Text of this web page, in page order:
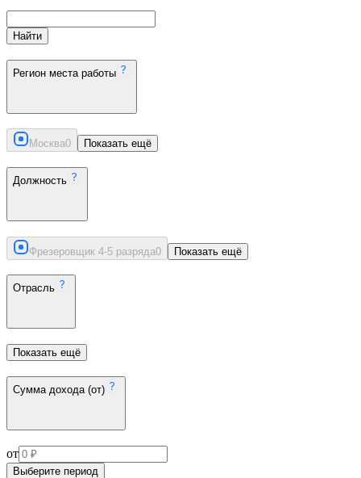
Найти
Регион места работы
Москва0 Показать ещё
Должность
Фрезеровщик 4-5 разряда0 Показать ещё
Отрасль
Показать ещё
Сумма дохода (от)
от
Выберите период